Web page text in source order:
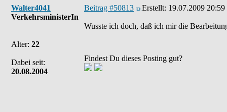
Walter4041
VerkehrsministerIn
Alter: 22
Dabei seit:
20.08.2004
Beitrag #50813 Erstellt: 19.07.2009 20:59
Wusste ich doch, daß ich mir die
Findest Du dieses Posting gut?